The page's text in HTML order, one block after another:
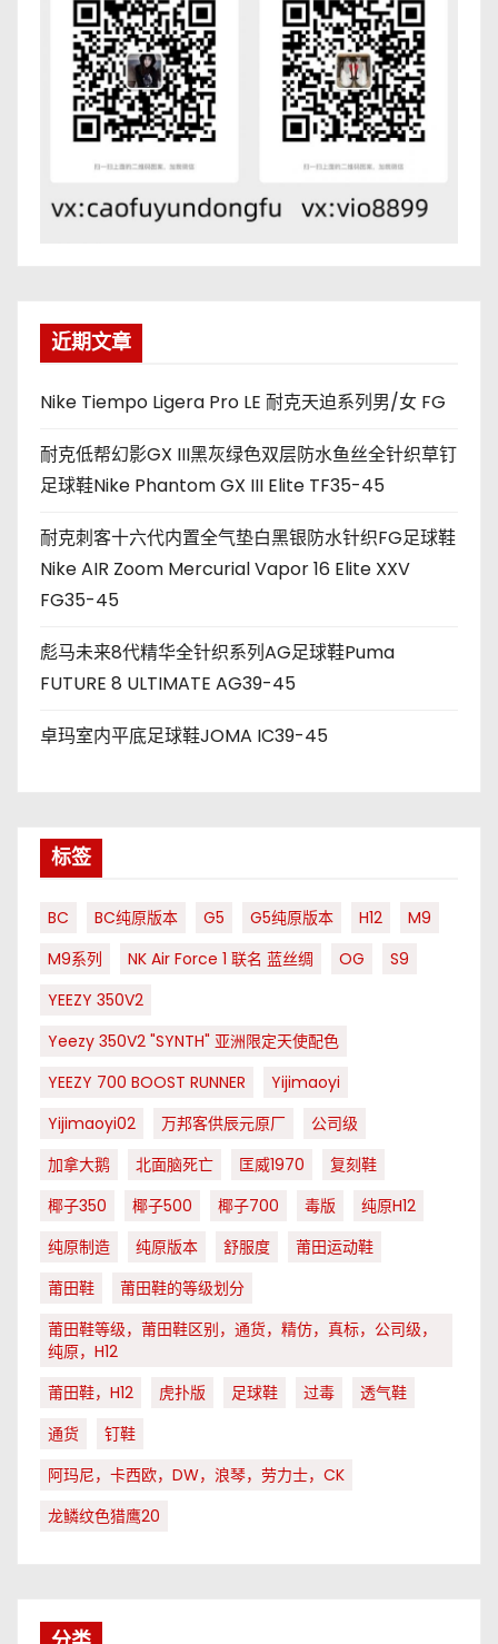
近期文章
Nike Tiempo Ligera Pro LE 耐克天迫系列男/女 FG
耐克低帮幻影GX III黑灰绿色双层防水鱼丝全针织草钉
足球鞋Nike Phantom GX III Elite TF35-45
耐克刺客十六代内置全气垫白黑银防水针织FG足球鞋
Nike AIR Zoom Mercurial Vapor 16 Elite XXV
FG35-45
彪马未来8代精华全针织系列AG足球鞋Puma
FUTURE 8 ULTIMATE AG39-45
卓玛室内平底足球鞋JOMA IC39-45
标签
BC BC纯原版本 G5 G5纯原版本 H12
M9
M9系列
NK Air Force 1 联名 蓝丝绸 OG
S9
YEEZY 350V2
Yeezy 350V2 "SYNTH" 亚洲限定天使配色
YEEZY 700 BOOST RUNNER
Yijimaoyi
Yijimaoyi02
万邦客供辰元原厂
公司级
加拿大鹅
北面脑死亡 匡威1970
复刻鞋
椰子350
椰子500 椰子700 毒版
纯原H12
纯原制造
纯原版本 舒服度
莆田运动鞋
莆田鞋
莆田鞋的等级划分
莆田鞋等级，莆田鞋区别，通货，精仿，真标，公司级，
纯原，H12
莆田鞋，H12
虎扑版 足球鞋 过毒
透气鞋
通货
钉鞋
阿玛尼，卡西欧，DW，浪琴，劳力士，CK
龙鳞纹色猎鹰20